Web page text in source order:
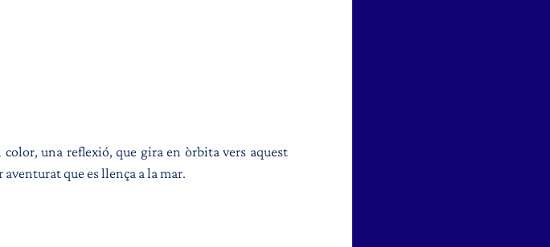
una reflexió, que gira en òrbita vers aquest
que es llença a la mar.